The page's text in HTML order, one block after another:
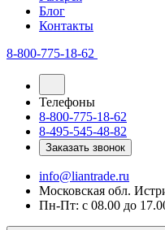
Блог
Контакты
8-800-775-18-62
Телефоны
8-800-775-18-62
8-495-545-48-82
Заказать звонок
info@liantrade.ru
Московская обл.
Пн-Пт: c 08.00 до